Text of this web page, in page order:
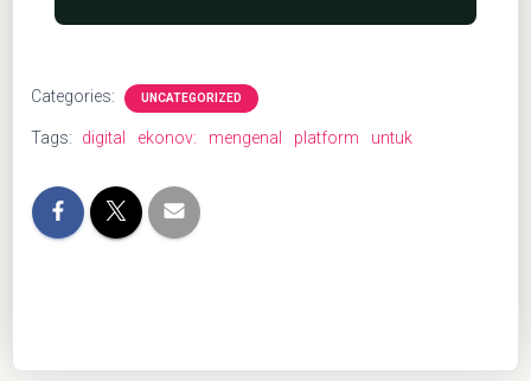
Categories: UNCATEGORIZED
Tags: digital ekonov: mengenal platform untuk